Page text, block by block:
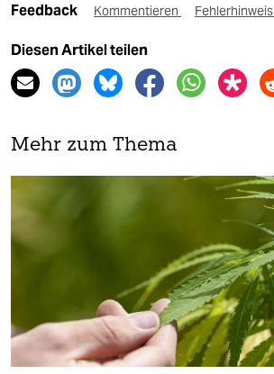
Feedback Kommentieren Fehlerhinweis
Diesen Artikel teilen
Mehr zum Thema